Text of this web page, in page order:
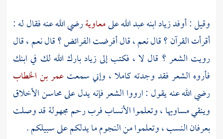
وقيل : أوفدزيادابنهعبد اللهعلىمعاويةرضي الله عنه فقال له :
أقرأت القرآن ؟ قال نعم ، قال أفرضت الفرائض ؟ قال نعم ، قال
رويت الشعر ؟ قال لا ، فكتب إلىزيادبارك الله لك في ابنك
فأروه الشعر فقد وجدته كاملا ، وإني سمعتعمر بن الخطاب
رضي الله عنه يقول : ارووا الشعر فإنه يدل على محاسن الأخلاق
وينقي مساويها ، وتعلموا الأنساب فرب رحم مجهولة قد وصلت
بعرفان النسب ، وتعلموا من النجوم ما يدلكم على سبيلكم .